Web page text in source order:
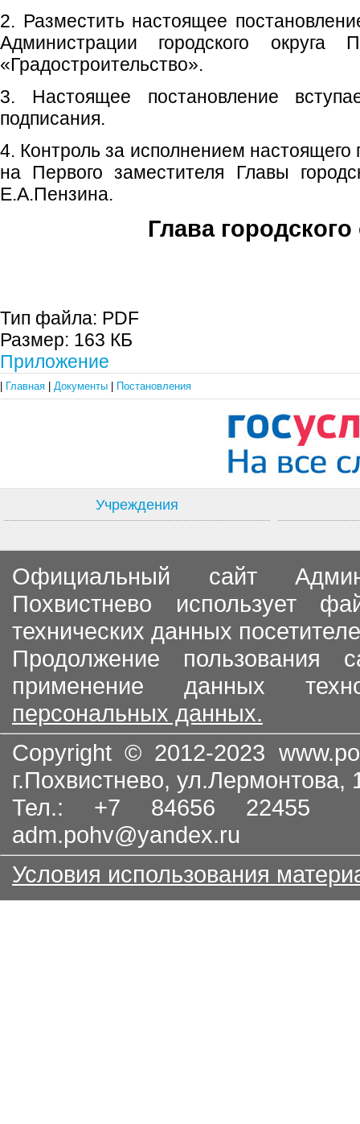
2. Разместить настоящее
Администрации городского округа
«Градостроительство».
3. Настоящее постановление
подписания.
4. Контроль за исполнением настоящего
на Первого заместителя Главы
Е.А.Пензина.
Глава городского
Тип файла: PDF
Размер: 163 КБ
Приложение
Главная Документы Постановления
Учреждения
Официальный сайт
Похвистнево использует
технических данных
Продолжение пользования
применение данных
персональных данных.
Copyright © 2012-2023
г.Похвистнево, ул.Лермонтова,
Тел.: +7 84656
adm.pohv@yandex.ru
Условия использования